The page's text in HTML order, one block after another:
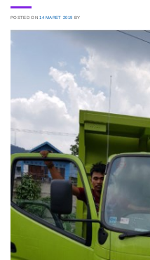
POSTED ON14 MARET 2019 BY